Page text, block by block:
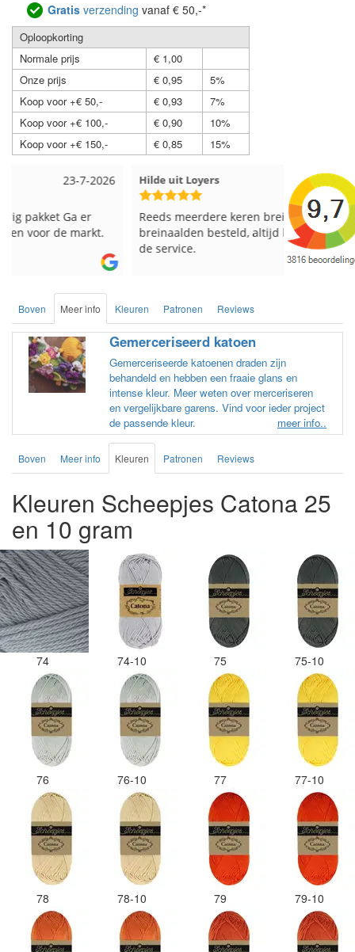
Gratis verzending vanaf € 50,-*
Oploopkorting
Normale prijs
€ 1,00
Onze prijs
€ 0,95
5%
Koop voor +€ 50,-
€ 0,93
7%
Koop voor +€ 100,-
€ 0,90
10%
Koop voor +€ 150,-
€ 0,85 15%
Hilde uit Loyers
Reeds meerdere keren breigaren en
breinaalden besteld, altijd heel tevreden over
Loes uit
Snelle
Boven Meer info Kleuren Patronen Reviews
Gemerceriseerd katoen
Gemerceriseerde katoenen draden zijn
behandeld en hebben een fraaie glans en
intense kleur. Meer weten over merceriseren
en vergelijkbare garens. Vind voor ieder project
de passende kleur.
meer info..
Boven Meer info Kleuren Patronen Reviews
Kleuren Scheepjes Catona 25
en 10 gram
74 74-10 75 75-10
76 76-10 77 77-10
78 78-10 79 79-10